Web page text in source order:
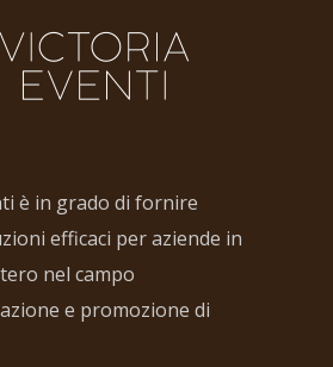
è in grado di fornire
efficaci per aziende in
nel campo
e promozione di